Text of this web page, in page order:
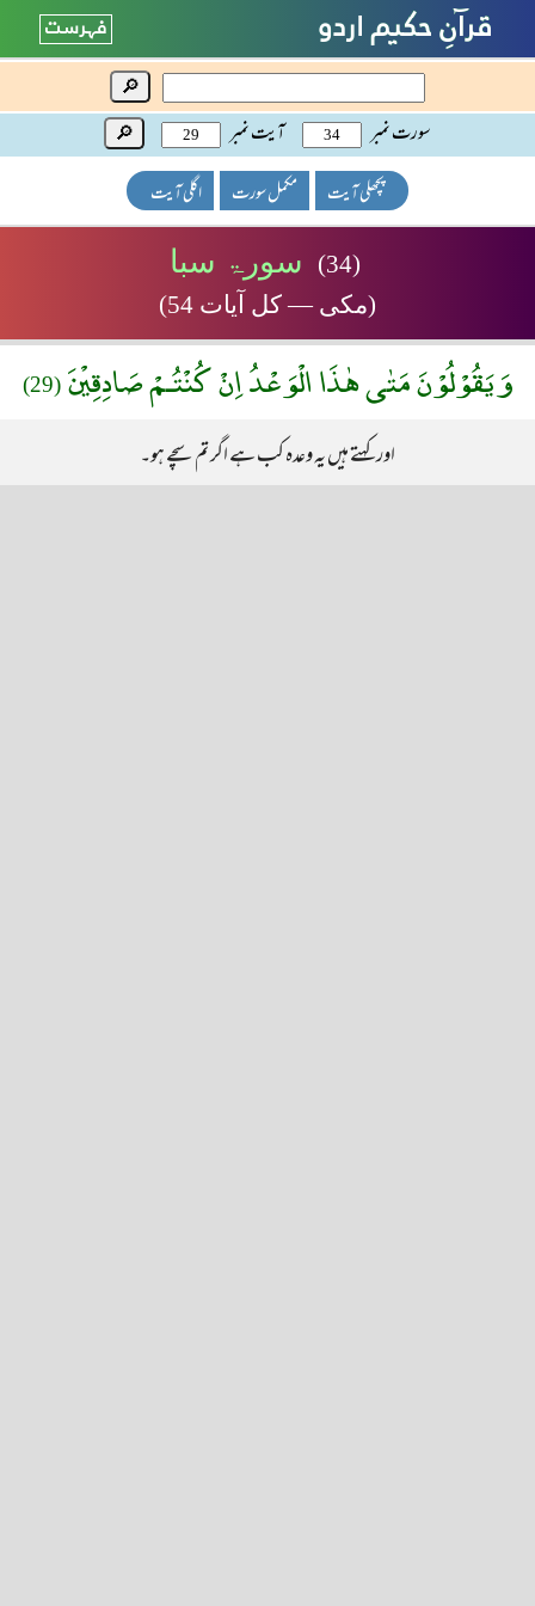
🔎
سورت نمبر آیت نمبر 🔎
پچھلی آیت مکمل سورت اگلی آیت
(34) سورۃ سبا
(مکی — کل آیات 54)
وَيَقُوْلُوْنَ مَتٰى هٰذَا الْوَعْدُ اِنْ كُنْتُـمْ صَادِقِيْنَ(29)
اور کہتے ہیں یہ وعدہ کب ہے اگر تم سچے ہو۔